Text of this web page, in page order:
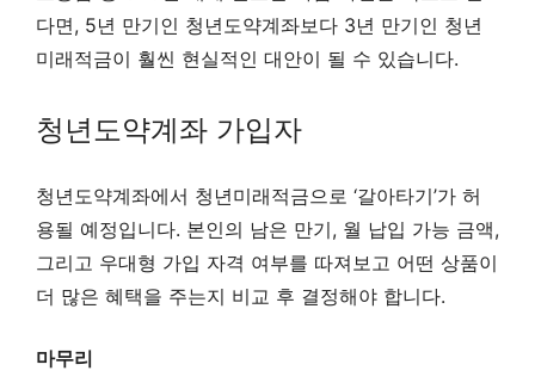
다면, 5년 만기인 청년도약계좌보다 3년 만기인 청년
미래적금이 훨씬 현실적인 대안이 될 수 있습니다.
청년도약계좌 가입자
청년도약계좌에서 청년미래적금으로 ‘갈아타기’가 허
용될 예정입니다. 본인의 남은 만기, 월 납입 가능 금액,
그리고 우대형 가입 자격 여부를 따져보고 어떤 상품이
더 많은 혜택을 주는지 비교 후 결정해야 합니다.
마무리